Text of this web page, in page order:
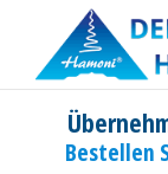
content
Bestellen